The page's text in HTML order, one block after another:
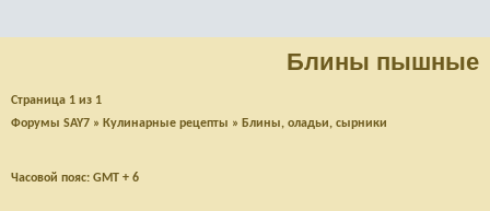
Блины пышные
Страница 1 из 1
Форумы SAY7 » Кулинарные рецепты » Блины, оладьи, сырники
Часовой пояс: GMT + 6